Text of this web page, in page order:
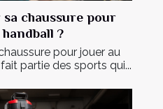
chaussure pour
?
pour jouer au
partie des sports qui...